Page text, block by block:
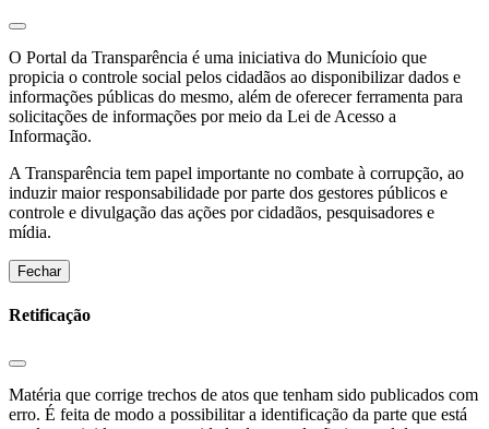
O Portal da Transparência é uma iniciativa do Municíoio que
propicia o controle social pelos cidadãos ao disponibilizar dados e
informações públicas do mesmo, além de oferecer ferramenta para
solicitações de informações por meio da Lei de Acesso a
Informação.
A Transparência tem papel importante no combate à corrupção, ao
induzir maior responsabilidade por parte dos gestores públicos e
controle e divulgação das ações por cidadãos, pesquisadores e
mídia.
Fechar
Retificação
Matéria que corrige trechos de atos que tenham sido publicados com
erro. É feita de modo a possibilitar a identificação da parte que está